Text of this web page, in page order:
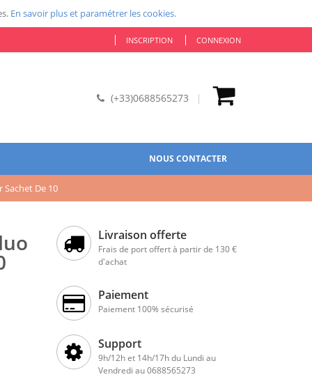
En savoir plus et paramétrer les cookies.
INSCRIPTION CONNEXION
(+33)0688565273
NOUS CONTACTER
Sachet De 10
Livraison offerte
Frais de port offert à partir de 130 €
d'achat
Paiement
Paiement 100% sécurisé
Support
9h/12h et 14h/17h du Lundi au
Vendredi au 0688565273